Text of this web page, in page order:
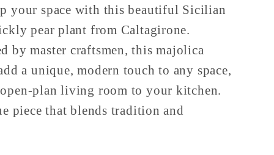
-
Various
Sizes
your space with this beautiful Sicilian
pear plant from Caltagirone.
by master craftsmen, this majolica
a unique, modern touch to any space,
plan living room to your kitchen.
piece that blends tradition and